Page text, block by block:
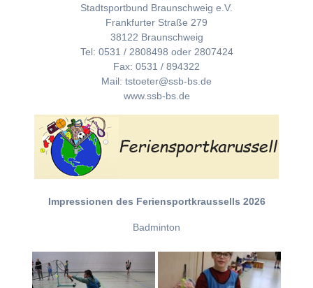
Stadtsportbund Braunschweig e.V.
Frankfurter Straße 279
38122 Braunschweig
Tel: 0531 / 2808498 oder 2807424
Fax: 0531 / 894322
Mail: tstoeter@ssb-bs.de
www.ssb-bs.de
Impressionen des Feriensportkraussells 2026
Badminton